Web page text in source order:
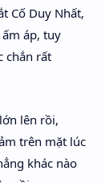
Cố Duy Nhất,
áp, tuy
chắn rất
lên rồi,
trên mặt lúc
khác nào